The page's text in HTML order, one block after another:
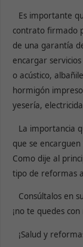
Es importante
contrato firmado
de una garantía
encargar
o acústico,
hormigón
yesería,
La importancia
que se
Como dije al
tipo de reformas
Consúltalos en
¡no te quedes
¡Salud y